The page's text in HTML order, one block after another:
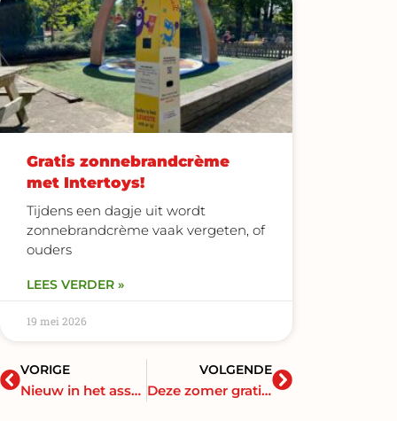
Gratis zonnebrandcrème
met Intertoys!
Tijdens een dagje uit wordt
zonnebrandcrème vaak vergeten, of
ouders
LEES VERDER »
19 mei 2026
Vorige
VORIGE
Nieuw in het assortiment: verse, knapperige wafels
VOLGENDE
Deze zomer gratis zonnebrandcrème
Volgende